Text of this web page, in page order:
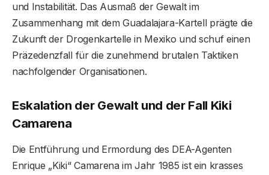
und Instabilität. Das Ausmaß der Gewalt im
Zusammenhang mit dem Guadalajara-Kartell prägte die
Zukunft der Drogenkartelle in Mexiko und schuf einen
Präzedenzfall für die zunehmend brutalen Taktiken
nachfolgender Organisationen.
Eskalation der Gewalt und der Fall Kiki
Camarena
Die Entführung und Ermordung des DEA-Agenten
Enrique „Kiki“ Camarena im Jahr 1985 ist ein krasses